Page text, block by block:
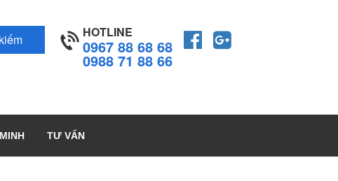
HOTLINE
0967 88 68 68
0988 71 88 66
TƯ VẤN